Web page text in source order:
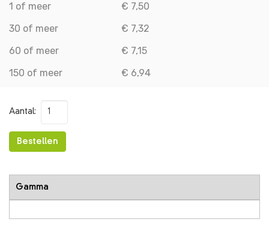
1 of meer
€ 7,50
30 of meer
€ 7,32
60 of meer
€ 7,15
150 of meer
€ 6,94
Aantal:
Bestellen
Gamma